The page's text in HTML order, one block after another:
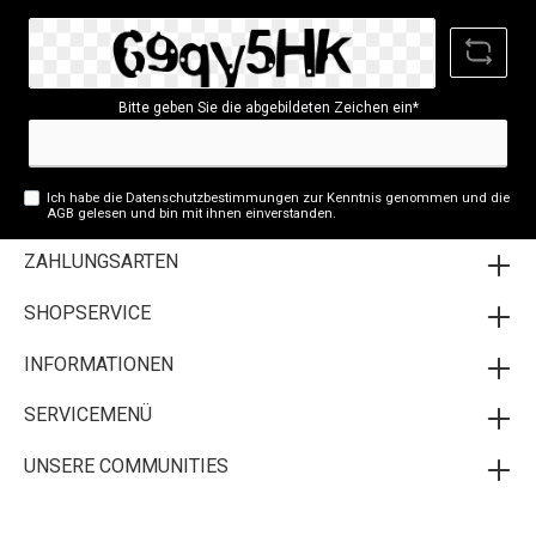
Bitte geben Sie die abgebildeten Zeichen ein*
Ich habe dieDatenschutzbestimmungen zur Kenntnis genommen und die
AGB gelesen und bin mit ihnen einverstanden.
ZAHLUNGSARTEN
SHOPSERVICE
INFORMATIONEN
SERVICEMENÜ
UNSERE COMMUNITIES